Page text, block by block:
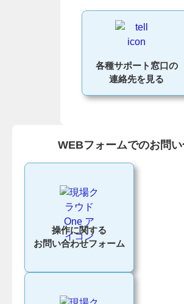
各種サポート窓口の
連絡先を見る
WEBフォームでのお問
操作に関する
お問い合わせフォーム